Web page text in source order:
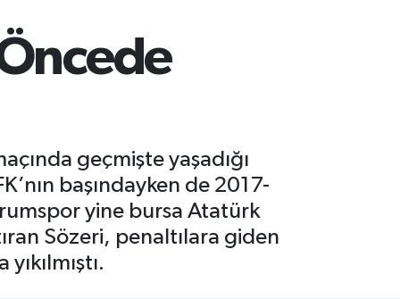
%64
geçmişte yaşadığı
başındayken de 2017-
yine bursa Atatürk
Sözeri, penaltılara giden